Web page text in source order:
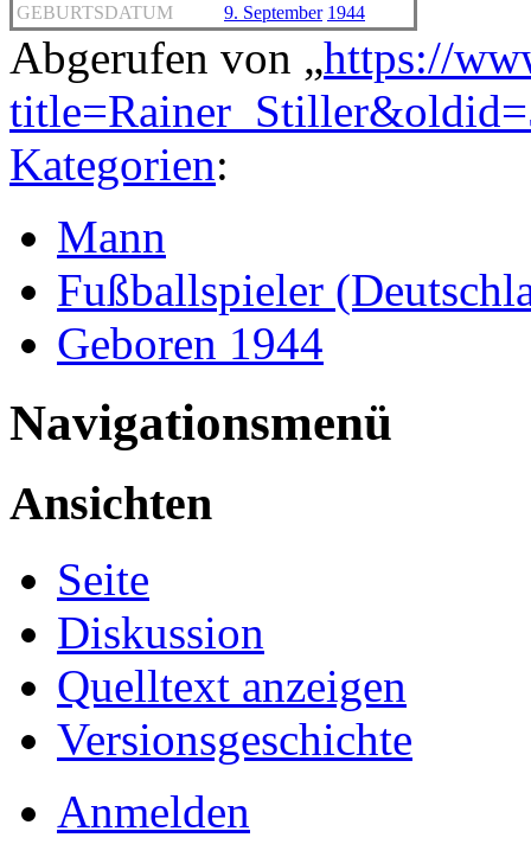
GEBURTSDATUM
9. September 1944
Abgerufen von „https://
Kategorien:
Mann
Fußballspieler
Geboren 1944
Navigationsmenü
Ansichten
Seite
Diskussion
Quelltext anzeigen
Versionsgeschichte
Anmelden